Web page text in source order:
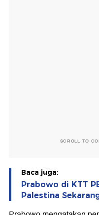
SCROLL TO
Baca juga:
Prabowo di KTT
Palestina